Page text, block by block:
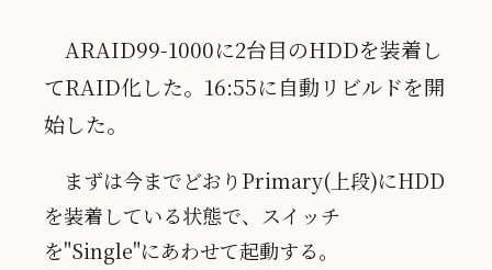
ARAID99-1000に2台目のHDDを装着し
てRAID化した。16:55に自動リビルドを開
始した。
まずは今までどおりPrimary(上段)にHDD
を装着している状態で、スイッチ
を"Single"にあわせて起動する。